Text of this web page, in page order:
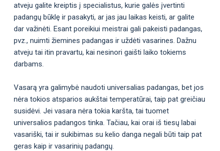
atveju galite kreiptis į specialistus, kurie galės įvertinti
padangų būklę ir pasakyti, ar jas jau laikas keisti, ar galite
dar važinėti. Esant poreikiui meistrai gali pakeisti padangas,
pvz., nuimti žiemines padangas ir uždėti vasarines. Dažnu
atveju tai itin pravartu, kai nesinori gaišti laiko tokiems
darbams.
Vasarą yra galimybė naudoti universalias padangas, bet jos
nėra tokios atsparios aukštai temperatūrai, taip pat greičiau
susidėvi. Jei vasara nėra tokia karšta, tai tuomet
universalios padangos tinka. Tačiau, kai orai iš tiesų labai
vasariški, tai ir sukibimas su kelio danga negali būti taip pat
geras kaip ir vasarinių padangų.